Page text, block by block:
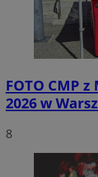
FOTO CMP z
2026 w
8